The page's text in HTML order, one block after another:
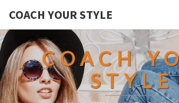
COACH YOUR STYLE
COACH
STYLE